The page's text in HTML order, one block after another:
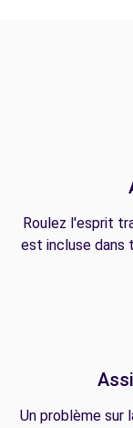
Roulez l'esprit
est incluse dans
Un problème sur